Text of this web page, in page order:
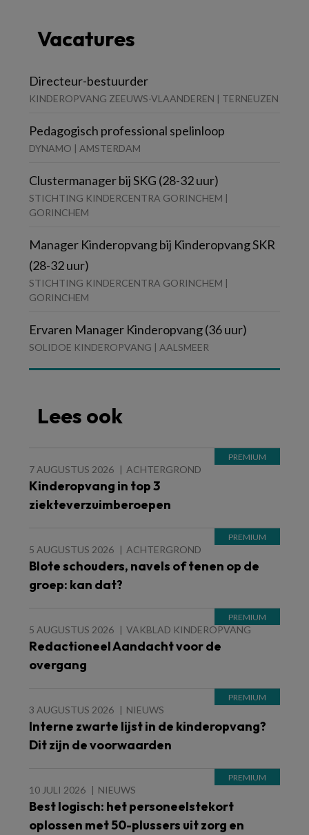
Vacatures
Directeur-bestuurder
KINDEROPVANG ZEEUWS-VLAANDEREN | TERNEUZEN
Pedagogisch professional spelinloop
DYNAMO | AMSTERDAM
Clustermanager bij SKG (28-32 uur)
STICHTING KINDERCENTRA GORINCHEM |
GORINCHEM
Manager Kinderopvang bij Kinderopvang SKR
(28-32 uur)
STICHTING KINDERCENTRA GORINCHEM |
GORINCHEM
Ervaren Manager Kinderopvang (36 uur)
SOLIDOE KINDEROPVANG | AALSMEER
Lees ook
7 AUGUSTUS 2026 ACHTERGROND
Kinderopvang in top 3
ziekteverzuimberoepen
5 AUGUSTUS 2026 ACHTERGROND
Blote schouders, navels of tenen op de
groep: kan dat?
5 AUGUSTUS 2026 VAKBLAD KINDEROPVANG
Redactioneel Aandacht voor de
overgang
3 AUGUSTUS 2026 NIEUWS
Interne zwarte lijst in de kinderopvang?
Dit zijn de voorwaarden
10 JULI 2026 NIEUWS
Best logisch: het personeelstekort
oplossen met 50-plussers uit zorg en